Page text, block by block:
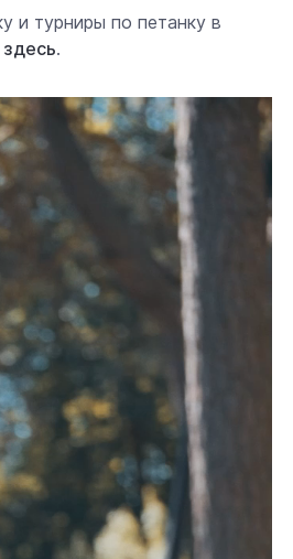
и турниры по петанку в
здесь.